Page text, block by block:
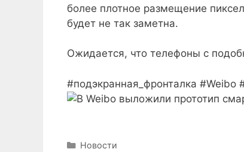
более плотное размещение
будет не так заметна.
Ожидается, что телефоны с
#подэкранная_фронталка #Weibo
Рубрики
Новости